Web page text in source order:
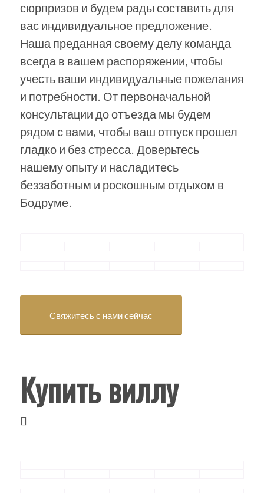
сюрпризов и будем рады составить для
вас индивидуальное предложение.
Наша преданная своему делу команда
всегда в вашем распоряжении, чтобы
учесть ваши индивидуальные пожелания
и потребности. От первоначальной
консультации до отъезда мы будем
рядом с вами, чтобы ваш отпуск прошел
гладко и без стресса. Доверьтесь
нашему опыту и насладитесь
беззаботным и роскошным отдыхом в
Бодруме.
Свяжитесь с нами сейчас
Купить виллу